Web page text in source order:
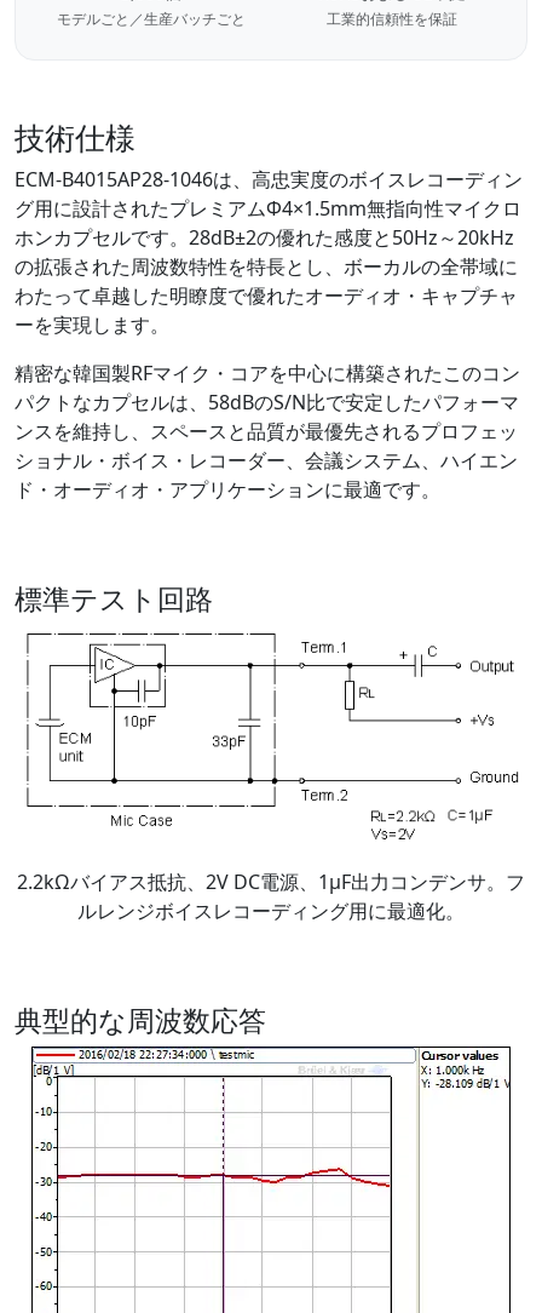
モデルごと／生産バッチごと 工業的信頼性を保証
技術仕様
ECM-B4015AP28-1046は、高忠実度のボイスレコーディン
グ用に設計されたプレミアムΦ4×1.5mm無指向性マイクロ
ホンカプセルです。28dB±2の優れた感度と50Hz～20kHz
の拡張された周波数特性を特長とし、ボーカルの全帯域に
わたって卓越した明瞭度で優れたオーディオ・キャプチャ
ーを実現します。
精密な韓国製RFマイク・コアを中心に構築されたこのコン
パクトなカプセルは、58dBのS/N比で安定したパフォーマ
ンスを維持し、スペースと品質が最優先されるプロフェッ
ショナル・ボイス・レコーダー、会議システム、ハイエン
ド・オーディオ・アプリケーションに最適です。
標準テスト回路
2.2kΩバイアス抵抗、2V DC電源、1μF出力コンデンサ。フ
ルレンジボイスレコーディング用に最適化。
典型的な周波数応答